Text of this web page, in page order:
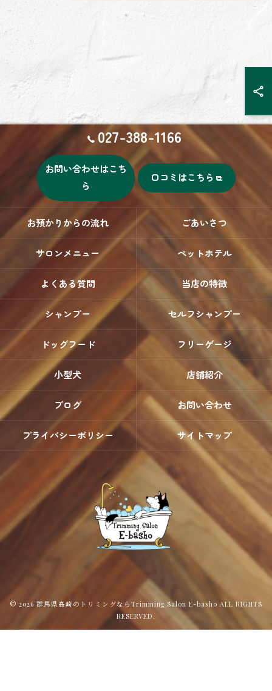
027-388-1166
お問い合わせはこち
ら
口コミはこちら
お預かりからの流れ ごあいさつ
サロンメニュー ペットホテル
よくある質問 当店の特徴
シャンプー セルフシャンプー
ドッグフード フリーゲージ
小型犬 店舗紹介
ブログ お問い合わせ
プライバシーポリシー サイトマップ
© 2026 群馬県高崎のトリミングならTrimming Salon E-basho ALL RIGHTS
RESERVED.